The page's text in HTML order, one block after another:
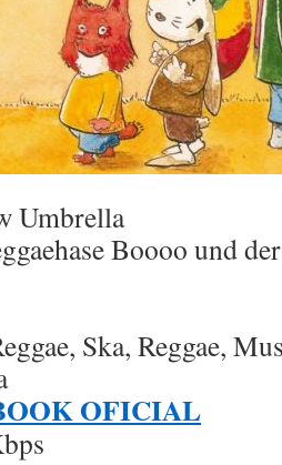
Umbrella
Boooo und
Ska, Reggae,
OFICIAL